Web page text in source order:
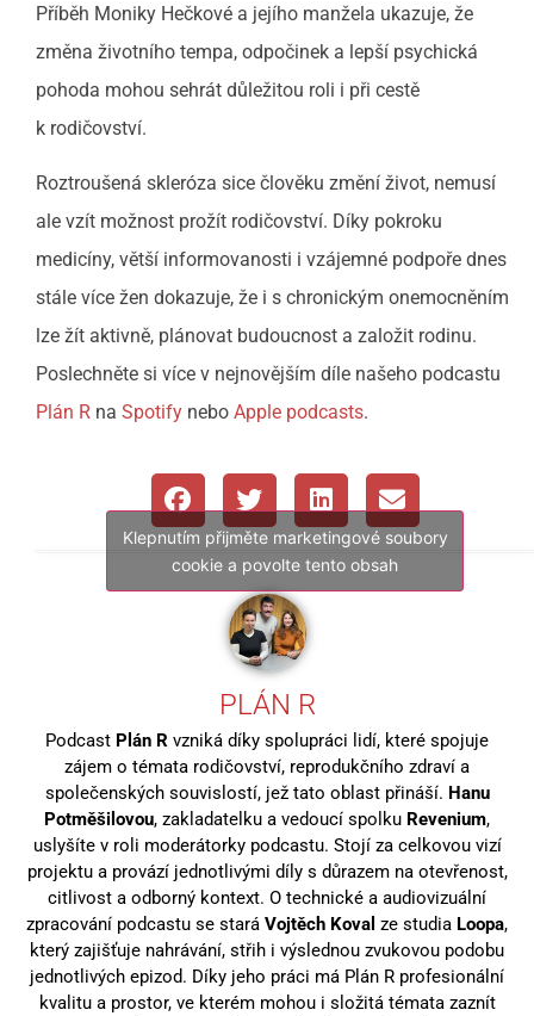
Příběh Moniky Hečkové a jejího manžela ukazuje, že
změna životního tempa, odpočinek a lepší psychická
pohoda mohou sehrát důležitou roli i při cestě
k rodičovství.
Roztroušená skleróza sice člověku změní život, nemusí
ale vzít možnost prožít rodičovství. Díky pokroku
medicíny, větší informovanosti i vzájemné podpoře dnes
stále více žen dokazuje, že i s chronickým onemocněním
lze žít aktivně, plánovat budoucnost a založit rodinu.
Poslechněte si více v nejnovějším díle našeho podcastu
Plán R na Spotify nebo Apple podcasts.
Klepnutím přijměte marketingové soubory
cookie a povolte tento obsah
PLÁN R
Podcast Plán R vzniká díky spolupráci lidí, které spojuje
zájem o témata rodičovství, reprodukčního zdraví a
společenských souvislostí, jež tato oblast přináší. Hanu
Potměšilovou, zakladatelku a vedoucí spolku Revenium,
uslyšíte v roli moderátorky podcastu. Stojí za celkovou vizí
projektu a provází jednotlivými díly s důrazem na otevřenost,
citlivost a odborný kontext. O technické a audiovizuální
zpracování podcastu se stará Vojtěch Koval ze studia Loopa,
který zajišťuje nahrávání, střih i výslednou zvukovou podobu
jednotlivých epizod. Díky jeho práci má Plán R profesionální
kvalitu a prostor, ve kterém mohou i složitá témata zaznít